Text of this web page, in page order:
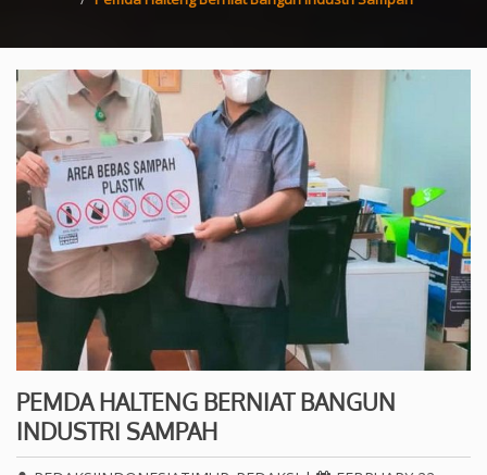
PEMDA HALTENG BERNIAT BANGUN
INDUSTRI SAMPAH